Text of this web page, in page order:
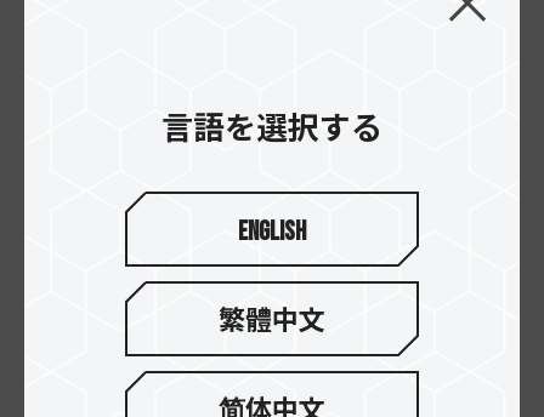
所に帯域幅を優先的に割り当てます。これにより、
ンスが非効率になるという問題を回避できます。
ドッキングデバイスについて言えば、ノートパソコ
ンのハードウェアは一般的にサポートされる機能
に関してより制限が多いことに注意が必要です。と
はいえ、USB4はノートパソコンにとって大きなメ
リットをもたらします。
USB4はPD（Power Delivery）3.0プロトコルをサ
言語を選択する
English
繁體中文